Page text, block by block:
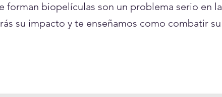
forman biopelículas son un problema serio en la
su impacto y te enseñamos como combatir su